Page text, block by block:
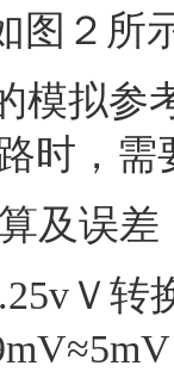
图２所
拟参
时，
及误差
Ｖ转